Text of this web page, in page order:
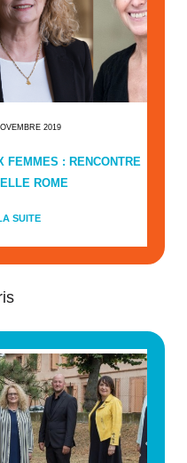
2019
FEMMES : RENCONTRE
ROME
SUITE